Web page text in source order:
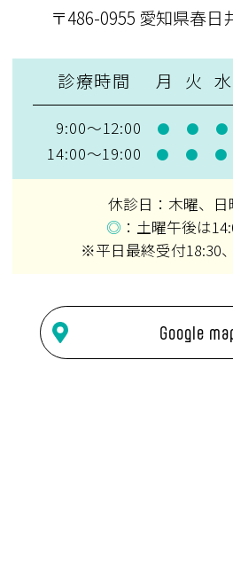
〒486-0955 愛知県春日
診療時間 月 火 水
9:00～12:00 ● ● ●
14:00～19:00 ● ● ●
休診日：木曜、日
◎ ：土曜午後は
※平日最終受付18:30
Google